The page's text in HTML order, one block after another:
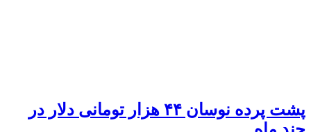
پشت پرده نوسان ۴۴ هزار تومانی دلار در